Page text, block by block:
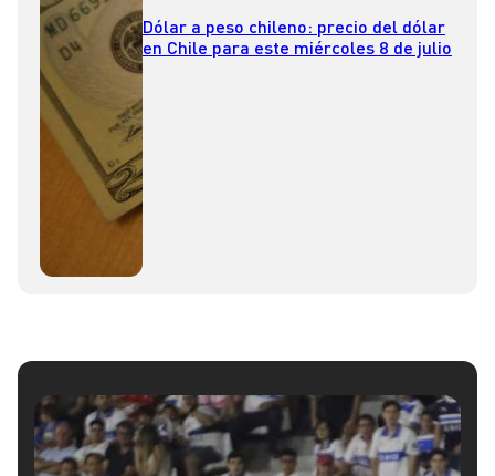
Dólar a peso chileno: precio del dólar
en Chile para este miércoles 8 de julio